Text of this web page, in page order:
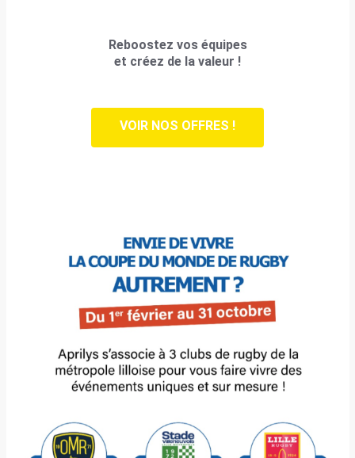
Reboostez vos équipes
et créez de la valeur !
VOIR NOS OFFRES !